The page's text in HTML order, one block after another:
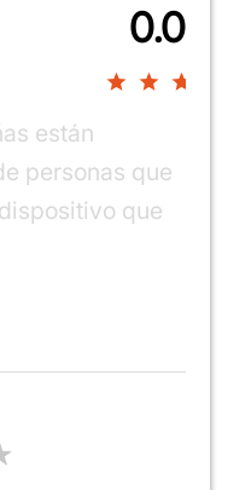
0.0
0%
están
personas que
que